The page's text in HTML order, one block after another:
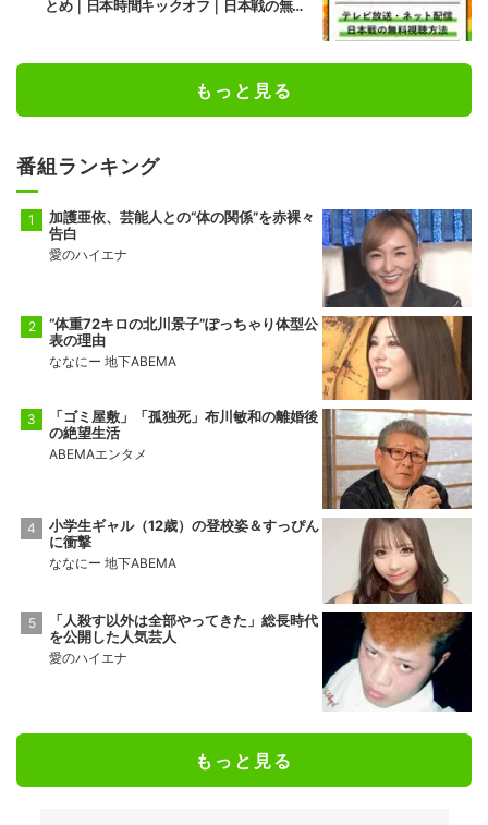
とめ｜日本時間キックオフ｜日本戦の無料
もっと見る
番組ランキング
加護亜依、芸能人との“体の関係”を赤裸々
告白
愛のハイエナ
“体重72キロの北川景子”ぽっちゃり体型公
表の理由
ななにー 地下ABEMA
「ゴミ屋敷」「孤独死」布川敏和の離婚後
の絶望生活
ABEMAエンタメ
小学生ギャル（12歳）の登校姿＆すっぴん
に衝撃
ななにー 地下ABEMA
「人殺す以外は全部やってきた」総長時代
を公開した人気芸人
愛のハイエナ
もっと見る